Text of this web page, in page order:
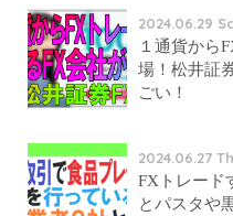
2024.06.29
１通貨から
場！松井証
ごい！
2024.06.27
FXトレード
とパスタや